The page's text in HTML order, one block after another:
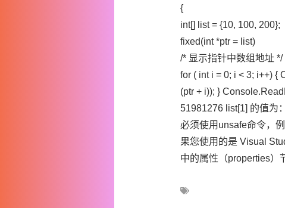
{
int[] list = {10, 100, 200};
fixed(int *ptr = list)
/* 显示指针中数组地址 */
for ( int i = 0; i < 3; i++) {
(ptr + i)); }
51981276 list[1] 的值为
必须使用unsafe命令，
果您使用的是 Visual
中的属性（properties）